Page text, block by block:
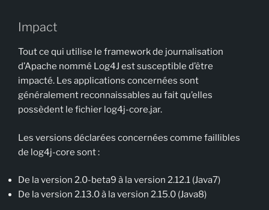
Impact
Tout ce qui utilise le framework de journalisation
d’Apache nommé Log4J est susceptible d’être
impacté. Les applications concernées sont
généralement reconnaissables au fait qu’elles
possèdent le fichier log4j-core.jar.
Les versions déclarées concernées comme faillibles
de log4j-core sont :
De la version 2.0-beta9 à la version 2.12.1 (Java7)
De la version 2.13.0 à la version 2.15.0 (Java8)